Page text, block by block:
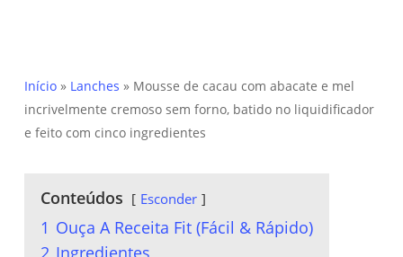
Início» Lanches » Mousse de cacau com abacate e mel
incrivelmente cremoso sem forno, batido no liquidificador
e feito com cinco ingredientes
Conteúdos Esconder
1 Ouça A Receita Fit (Fácil & Rápido)
2 Ingredientes